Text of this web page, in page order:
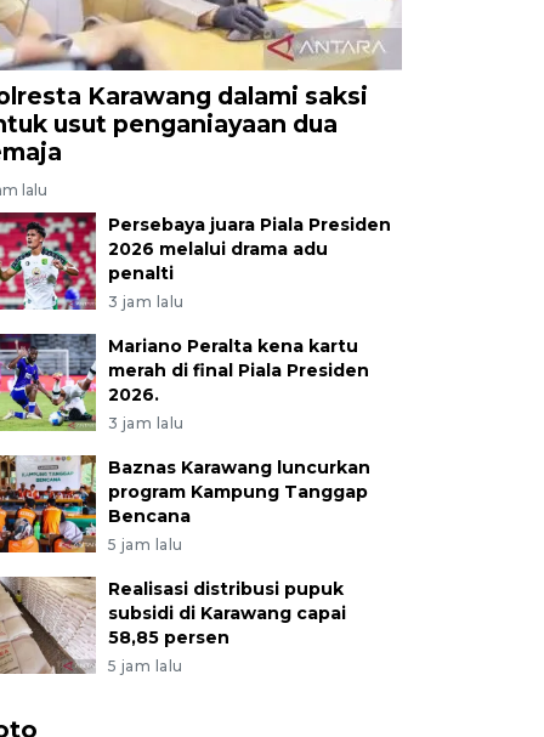
Karawang dalami saksi
usut penganiayaan dua
lalu
Persebaya juara Piala Presiden
2026 melalui drama adu
penalti
3 jam lalu
Mariano Peralta kena kartu
merah di final Piala Presiden
2026.
3 jam lalu
Baznas Karawang luncurkan
program Kampung Tanggap
Bencana
5 jam lalu
Realisasi distribusi pupuk
subsidi di Karawang capai
58,85 persen
5 jam lalu